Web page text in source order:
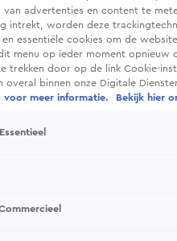
advertenties en content te
intrekt, worden deze
en essentiële cookies om de
menu op ieder moment opnieuw
trekken door op de link Cookie-
overal binnen onze Digitale
voor meer informatie.
Bekijk hier